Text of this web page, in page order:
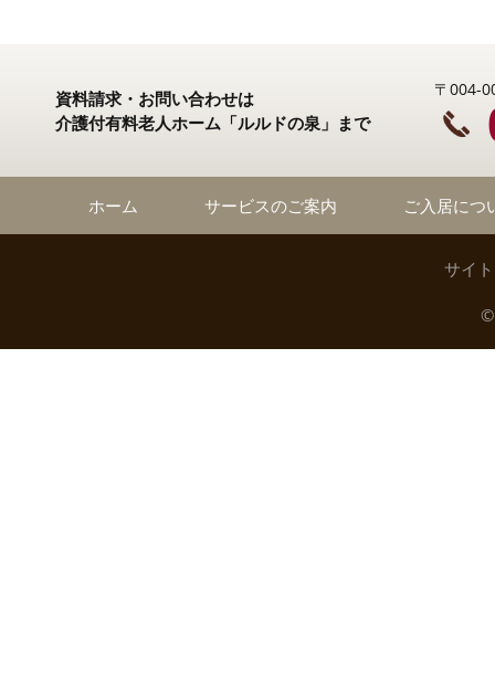
資料請求・お問い合わせは
介護付有料老人ホーム「ルルドの泉」まで
〒004-
ホーム サービスのご案内 ご入居につ
サイ
©